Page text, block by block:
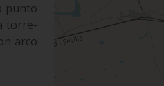
punto
torre-
arco